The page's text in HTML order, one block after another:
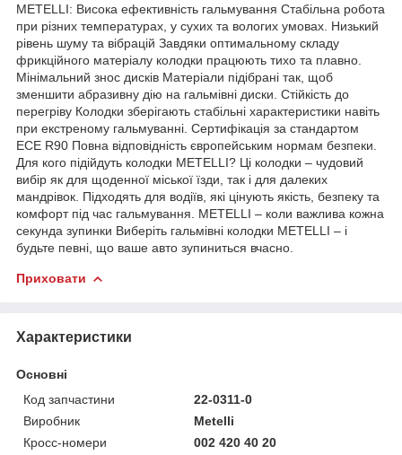
METELLI: Висока ефективність гальмування Стабільна робота
при різних температурах, у сухих та вологих умовах. Низький
рівень шуму та вібрацій Завдяки оптимальному складу
фрикційного матеріалу колодки працюють тихо та плавно.
Мінімальний знос дисків Матеріали підібрані так, щоб
зменшити абразивну дію на гальмівні диски. Стійкість до
перегріву Колодки зберігають стабільні характеристики навіть
при екстреному гальмуванні. Сертифікація за стандартом
ECE R90 Повна відповідність європейським нормам безпеки.
Для кого підійдуть колодки METELLI? Ці колодки – чудовий
вибір як для щоденної міської їзди, так і для далеких
мандрівок. Підходять для водіїв, які цінують якість, безпеку та
комфорт під час гальмування. METELLI – коли важлива кожна
секунда зупинки Виберіть гальмівні колодки METELLI – і
будьте певні, що ваше авто зупиниться вчасно.
Приховати
Характеристики
Основні
Код запчастини
22-0311-0
Виробник
Metelli
Кросс-номери
002 420 40 20